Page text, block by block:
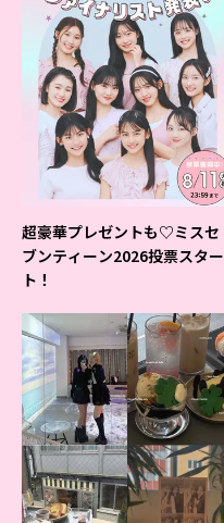
超豪華プレゼントも♡ミスセ
ブンティーン2026投票スター
ト！